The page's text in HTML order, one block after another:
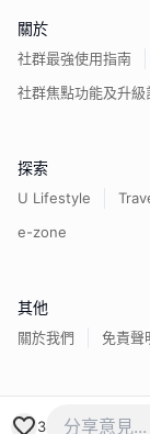
3
關於
社群最強使用指南
社群焦點功能及升級
探索
U Lifestyle
e-zone
其他
關於我們 免責聲
香港經濟日報版權所有